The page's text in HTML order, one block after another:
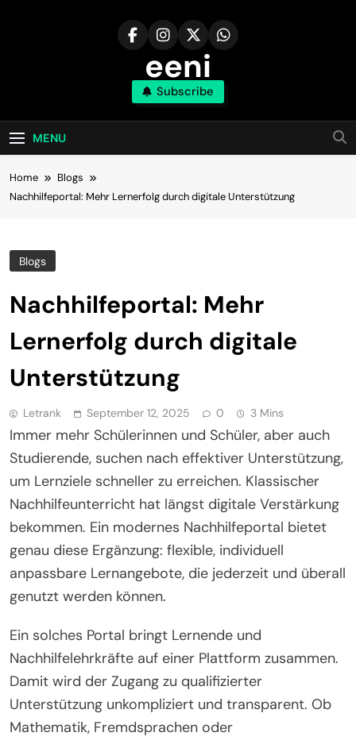
eeni
Subscribe
MENU
Home
Blogs
Nachhilfeportal: Mehr Lernerfolg durch digitale Unterstützung
Blogs
Nachhilfeportal: Mehr
Lernerfolg durch digitale
Unterstützung
Letrank September 12, 2025 0 3 Mins
Immer mehr Schülerinnen und Schüler, aber auch
Studierende, suchen nach effektiver Unterstützung,
um Lernziele schneller zu erreichen. Klassischer
Nachhilfeunterricht hat längst digitale Verstärkung
bekommen. Ein modernes Nachhilfeportal bietet
genau diese Ergänzung: flexible, individuell
anpassbare Lernangebote, die jederzeit und überall
genutzt werden können.
Ein solches Portal bringt Lernende und
Nachhilfelehrkräfte auf einer Plattform zusammen.
Damit wird der Zugang zu qualifizierter
Unterstützung unkompliziert und transparent. Ob
Mathematik, Fremdsprachen oder